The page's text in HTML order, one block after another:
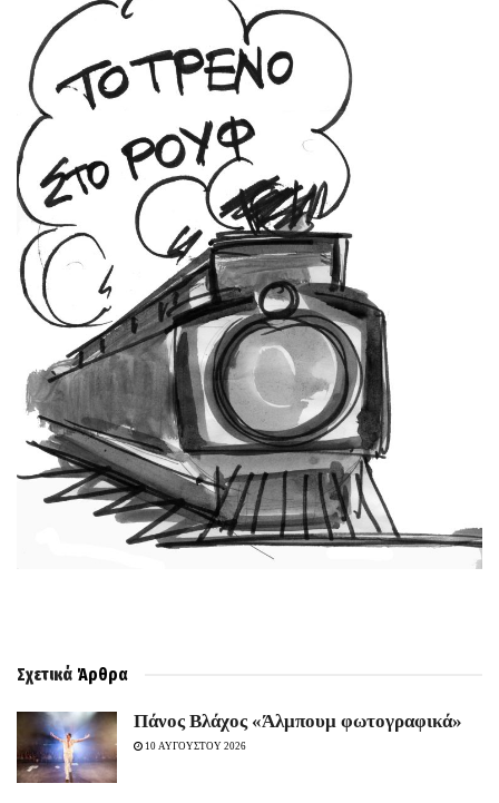
Σχετικά Άρθρα
Πάνος Βλάχος «Άλμπουμ φωτογραφικά»
10 ΑΥΓΟΥΣΤΟΥ 2026